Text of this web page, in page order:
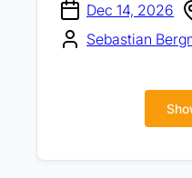
Dec 14, 2026
Sebastian